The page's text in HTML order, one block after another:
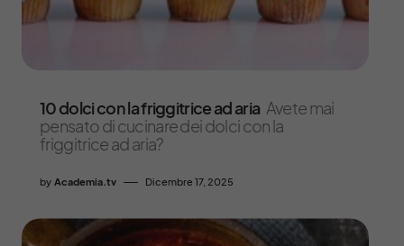
10 dolci con la friggitrice ad aria Avete mai
pensato di cucinare dei dolci con la
friggitrice ad aria?
by Academia.tv Dicembre 17, 2025